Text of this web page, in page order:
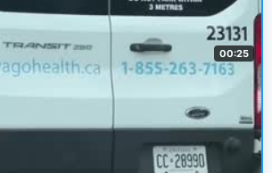
00:25
预定，配有搬运人员，在
门都可以